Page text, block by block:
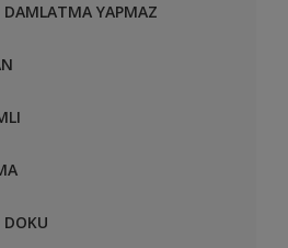
DAMLATMA YAPMAZ
DOKU